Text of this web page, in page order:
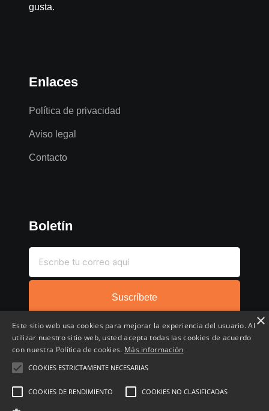
gusta.
Enlaces
Política de privacidad
Aviso legal
Contacto
Boletín
Suscríbete
Inicio
Comentados
Favoritos
×
Este sitio web usa cookies para mejorar la experiencia del usuario. Al
utilizar nuestro sitio web, usted acepta todas las cookies de acuerdo
con nuestra Política de cookies. Más información
COOKIES ESTRICTAMENTE NECESARIAS
COOKIES DE RENDIMIENTO COOKIES NO CLASIFICADAS